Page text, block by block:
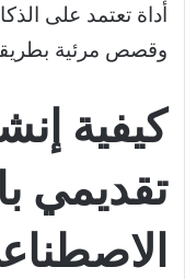
أداة تعتمد على
وقصص مرئية
كيفية
تقديمي